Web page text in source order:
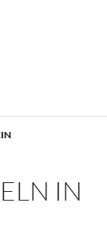
IN